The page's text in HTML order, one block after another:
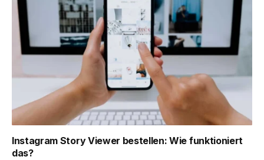
Instagram Story Viewer bestellen: Wie funktioniert
das?